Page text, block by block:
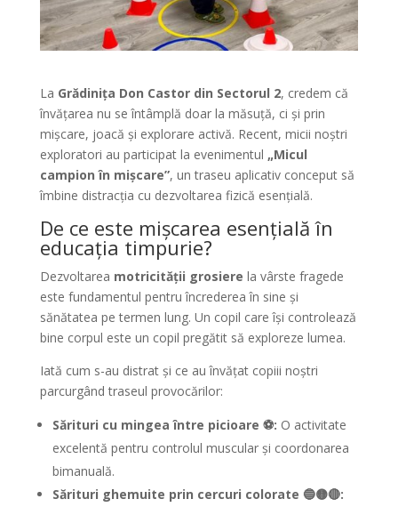
La Grădinița Don Castor din Sectorul 2, credem că
învățarea nu se întâmplă doar la măsuță, ci și prin
mișcare, joacă și explorare activă. Recent, micii noștri
exploratori au participat la evenimentul „Micul
campion în mișcare”, un traseu aplicativ conceput să
îmbine distracția cu dezvoltarea fizică esențială.
De ce este mișcarea esențială în
educația timpurie?
Dezvoltarea motricității grosiere la vârste fragede
este fundamentul pentru încrederea în sine și
sănătatea pe termen lung. Un copil care își controlează
bine corpul este un copil pregătit să exploreze lumea.
Iată cum s-au distrat și ce au învățat copiii noștri
parcurgând traseul provocărilor:
Sărituri cu mingea între picioare ⚽: O activitate
excelentă pentru controlul muscular și coordonarea
bimanuală.
Sărituri ghemuite prin cercuri colorate 🔵🟡🔴: